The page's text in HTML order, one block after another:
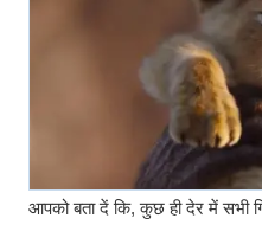
आपको बता दें कि, कुछ ही देर में सभी